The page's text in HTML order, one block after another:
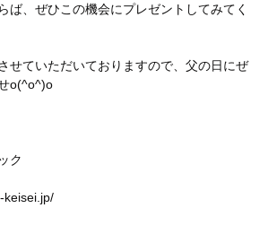
ば、ぜひこの機会にプレゼントしてみてく
せていただいておりますので、父の日にぜ
o(^o^)o
ク